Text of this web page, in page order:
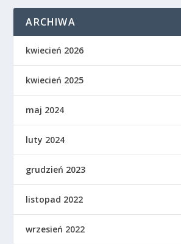
ARCHIWA
kwiecień 2026
kwiecień 2025
maj 2024
luty 2024
grudzień 2023
listopad 2022
wrzesień 2022